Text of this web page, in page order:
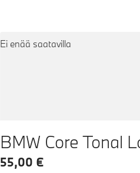
Ei enää saatavilla
BMW Core Tonal
55,00 €